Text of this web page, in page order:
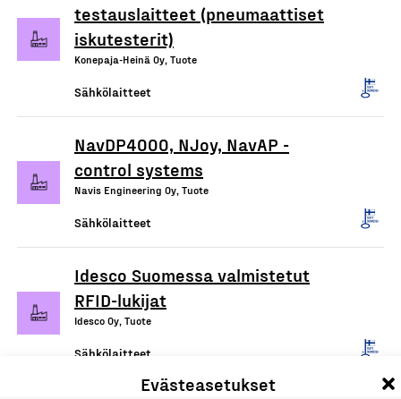
Evästeasetukset
testauslaitteet (pneumaattiset
iskutesterit)
Konepaja-Heinä Oy, Tuote
Sähkölaitteet
NavDP4000, NJoy, NavAP -
control systems
Navis Engineering Oy, Tuote
Sähkölaitteet
Idesco Suomessa valmistetut
RFID-lukijat
Idesco Oy, Tuote
Sähkölaitteet